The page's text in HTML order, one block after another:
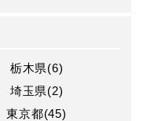
栃木県(6)
埼玉県(2)
東京都(45)